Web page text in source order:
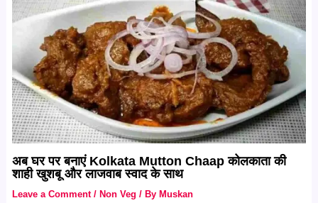
अब घर पर बनाएं Kolkata Mutton Chaap कोलकाता की
शाही खुशबू और लाजवाब स्वाद के साथ
Leave a Comment / Non Veg / By Muskan